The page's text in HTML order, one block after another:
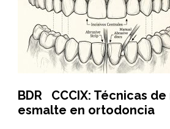
BDR CCCIX: Técnicas
esmalte en ortodoncia